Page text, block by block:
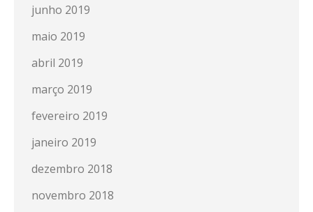
junho 2019
maio 2019
abril 2019
março 2019
fevereiro 2019
janeiro 2019
dezembro 2018
novembro 2018